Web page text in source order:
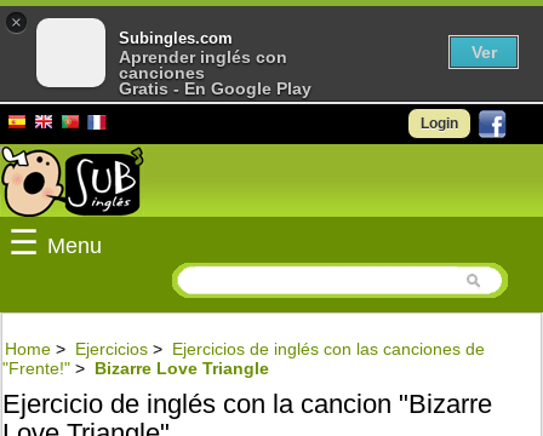
Login
☰ Menu
Home > Ejercicios > Ejercicios de inglés con las canciones de
"Frente!" > Bizarre Love Triangle
Ejercicio de inglés con la cancion "Bizarre
×
Subingles.com
Aprender inglés con
canciones
Gratis - En Google Play
Ver